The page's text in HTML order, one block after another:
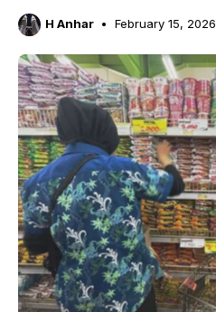
H Anhar February 15, 2026